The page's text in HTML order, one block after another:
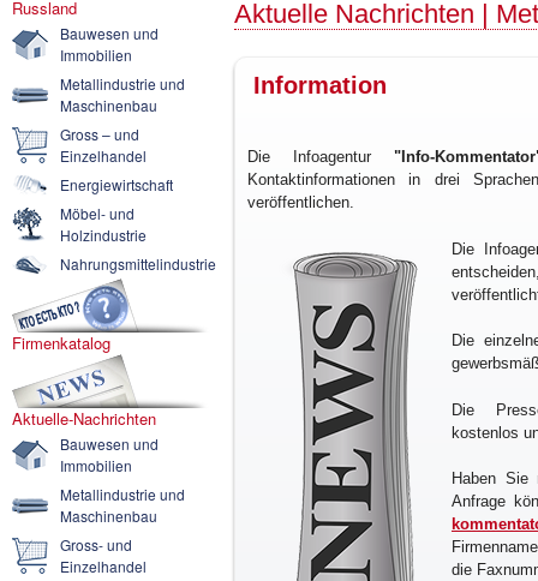
Russland
Bauwesen und
Immobilien
Metallindustrie und
Maschinenbau
Gross – und
Einzelhandel
Energiewirtschaft
Möbel- und
Holzindustrie
Nahrungsmittelindustrie
Firmenkatalog
Aktuelle-Nachrichten
Bauwesen und
Immobilien
Metallindustrie und
Maschinenbau
Gross- und
Einzelhandel
Aktuelle Nachrichten |
Information
Die Infoagentur "Info-
Kontaktinformationen in drei
veröffentlichen.
Die
Die
Die
kostenlos
Haben Sie
Anfrage
die